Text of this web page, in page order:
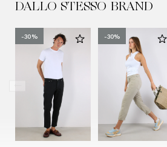
DALLO STESSO BRAND
-30% -30%